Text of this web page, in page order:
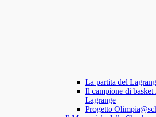
La partita del
Il campione di
Lagrange
Progetto